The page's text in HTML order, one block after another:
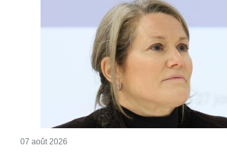
Consulter l'article "1.000 places d’accueil
Berchem-Sainte-Agathe: le trafic de
la ligne 9 a repris après le
déraillement d’un tram